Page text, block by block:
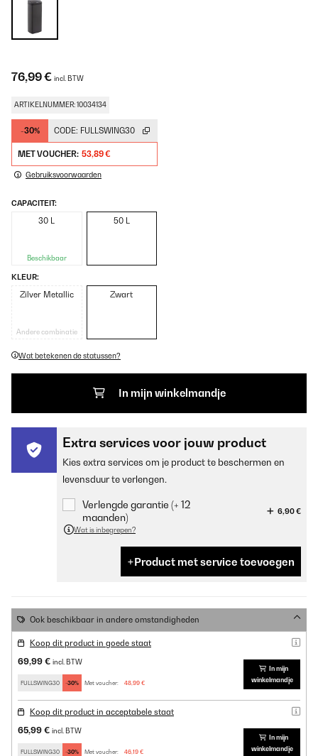
76,99 € incl. BTW
ARTIKELNUMMER: 10034134
-30% CODE: FULLSWING30
MET VOUCHER: 53,89 €
Gebruiksvoorwaarden
CAPACITEIT:
30 L
Beschikbaar
50 L
KLEUR:
Zilver Metallic
Andere combinatie
Zwart
Wat betekenen de statussen?
In mijn winkelmandje
Extra services voor jouw product
Kies extra services om je product te beschermen en
levensduur te verlengen.
Verlengde garantie (+ 12
maanden)
6,90 €
Wat is inbegrepen?
Product met service toevoegen
Ook beschikbaar in andere omstandigheden
Koop dit product in goede staat
69,99 € incl. BTW
FULLSWING30 -30% Met voucher: 48,99 €
In mijn
winkelmandje
Koop dit product in acceptabele staat
65,99 € incl. BTW
FULLSWING30 -30% Met voucher: 46,19 €
In mijn
winkelmandje